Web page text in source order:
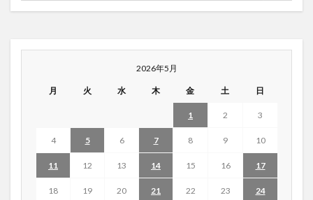
2026年5月
月 火 水 木 金 土 日
1 2 3
4 5 6 7 8 9 10
11 12 13 14 15 16 17
18 19 20 21 22 23 24